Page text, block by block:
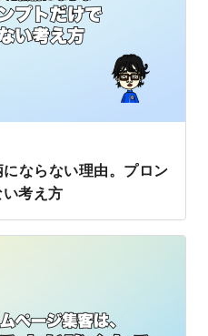
ならない理由。プロン
考え方